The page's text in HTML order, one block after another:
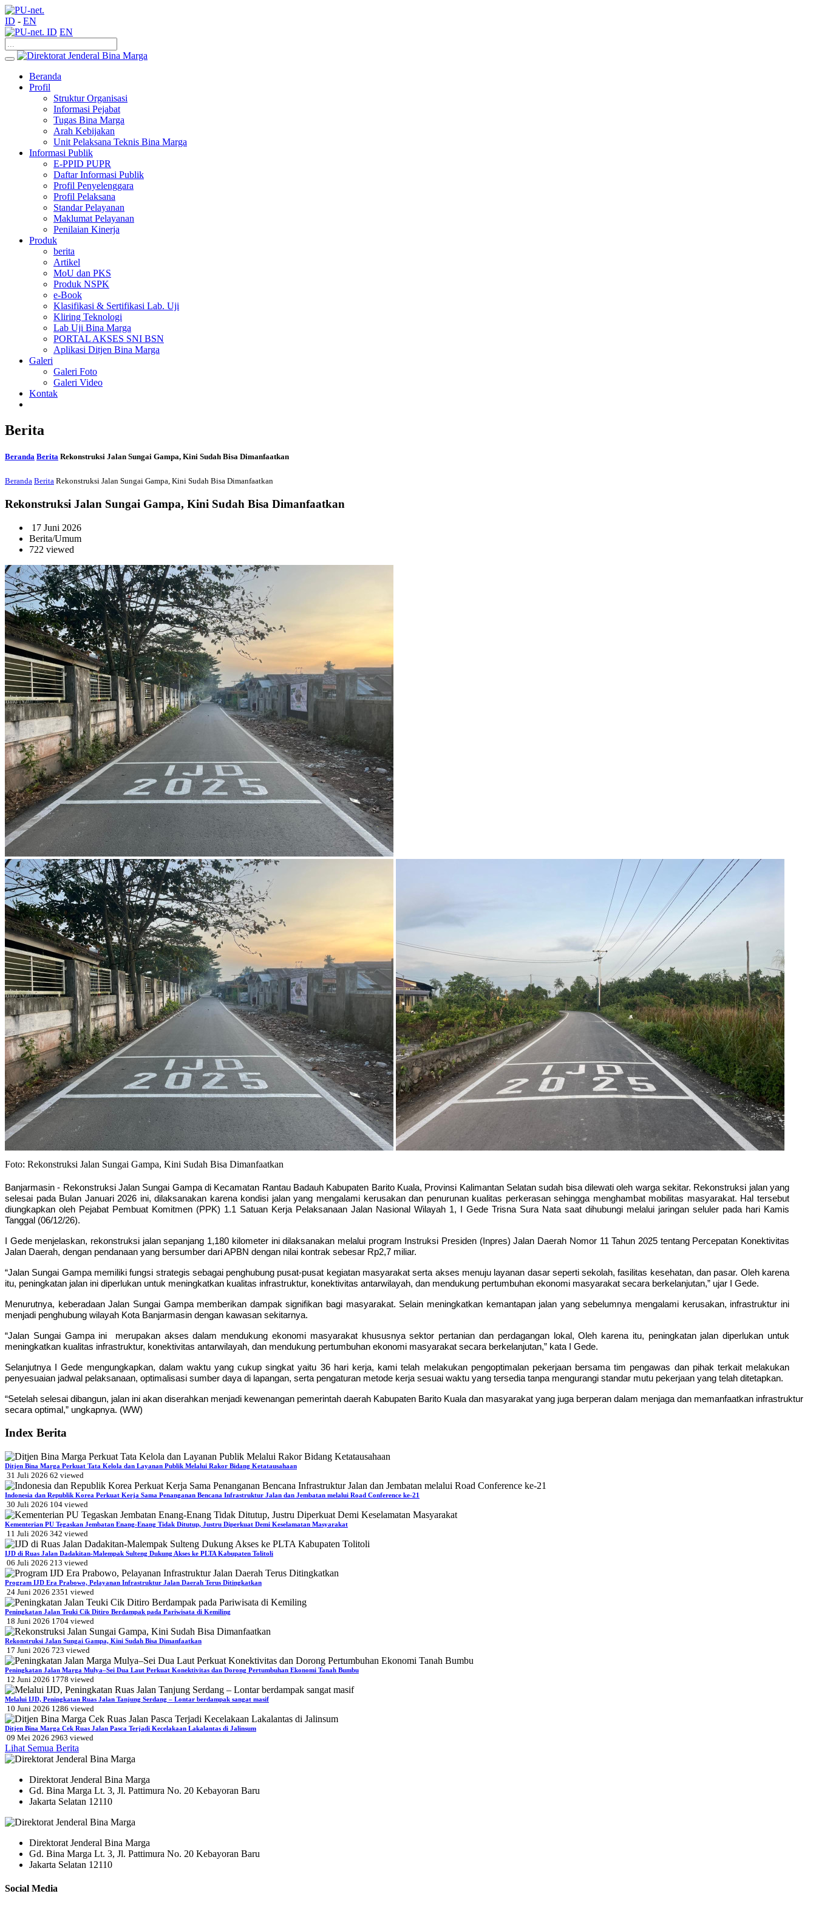
ID - EN
ID EN
Beranda
Profil
Struktur Organisasi
Informasi Pejabat
Tugas Bina Marga
Arah Kebijakan
Unit Pelaksana Teknis Bina Marga
Informasi Publik
E-PPID PUPR
Daftar Informasi Publik
Profil Penyelenggara
Profil Pelaksana
Standar Pelayanan
Maklumat Pelayanan
Penilaian Kinerja
Produk
berita
Artikel
MoU dan PKS
Produk NSPK
e-Book
Klasifikasi & Sertifikasi Lab. Uji
Kliring Teknologi
Lab Uji Bina Marga
PORTAL AKSES SNI BSN
Aplikasi Ditjen Bina Marga
Galeri
Galeri Foto
Galeri Video
Kontak
Berita
Beranda Berita Rekonstruksi Jalan Sungai Gampa, Kini Sudah Bisa Dimanfaatkan
Beranda Berita Rekonstruksi Jalan Sungai Gampa, Kini Sudah Bisa Dimanfaatkan
Rekonstruksi Jalan Sungai Gampa, Kini Sudah Bisa Dimanfaatkan
17 Juni 2026
Berita/Umum
722 viewed
Foto: Rekonstruksi Jalan Sungai Gampa, Kini Sudah Bisa Dimanfaatkan
Banjarmasin - Rekonstruksi Jalan Sungai Gampa di Kecamatan Rantau Badauh Kabupaten Barito Kuala, Provinsi Kalimantan Selatan sudah bisa dilewati oleh warga sekitar. Rekonstruksi jalan yang
selesai pada Bulan Januari 2026 ini, dilaksanakan karena kondisi jalan yang mengalami kerusakan dan penurunan kualitas perkerasan sehingga menghambat mobilitas masyarakat. Hal tersebut
diungkapkan oleh Pejabat Pembuat Komitmen (PPK) 1.1 Satuan Kerja Pelaksanaan Jalan Nasional Wilayah 1, I Gede Trisna Sura Nata saat dihubungi melalui jaringan seluler pada hari Kamis
Tanggal (06/12/26).
I Gede menjelaskan, rekonstruksi jalan sepanjang 1,180 kilometerini dilaksanakan melalui program Instruksi Presiden (Inpres) Jalan Daerah Nomor 11 Tahun 2025tentang Percepatan Konektivitas
Jalan Daerah, dengan pendanaan yang bersumber dariAPBN dengan nilai kontrak sebesar Rp2,7 miliar.
“Jalan Sungai Gampa memiliki fungsi strategis sebagai penghubung pusat-pusat kegiatan masyarakat serta akses menuju layanan dasar seperti sekolah, fasilitas kesehatan, dan pasar. Oleh karena
itu, peningkatan jalan ini diperlukan untuk meningkatkan kualitas infrastruktur, konektivitas antarwilayah, dan mendukung pertumbuhan ekonomi masyarakat secara berkelanjutan,” ujar I Gede.
Menurutnya, keberadaan Jalan Sungai Gampa memberikan dampak signifikan bagi masyarakat. Selain meningkatkan kemantapan jalan yang sebelumnya mengalami kerusakan, infrastruktur ini
menjadi penghubung wilayah Kota Banjarmasin dengan kawasan sekitarnya.
“Jalan Sungai Gampa ini merupakan akses dalam mendukung ekonomi masyarakat khususnya sektor pertanian dan perdagangan lokal,Oleh karena itu, peningkatan jalan diperlukan untuk
meningkatkan kualitas infrastruktur, konektivitas antarwilayah, dan mendukung pertumbuhan ekonomi masyarakat secara berkelanjutan,” kata I Gede.
Selanjutnya I Gede mengungkapkan, dalam waktu yang cukup singkat yaitu 36 hari kerja, kami telah melakukan pengoptimalan pekerjaan bersama tim pengawas dan pihak terkait melakukan
penyesuaian jadwal pelaksanaan, optimalisasi sumber daya di lapangan, serta pengaturan metode kerja sesuai waktu yang tersedia tanpa mengurangi standar mutu pekerjaan yang telah ditetapkan.
“Setelah selesai dibangun, jalan ini akan diserahkan menjadi kewenangan pemerintah daerah Kabupaten Barito Kuala dan masyarakat yang juga berperan dalam menjaga dan memanfaatkan infrastruktur
secara optimal,” ungkapnya. (WW)
Index Berita
Ditjen Bina Marga Perkuat Tata Kelola dan Layanan Publik Melalui Rakor Bidang Ketatausahaan
31 Juli 2026 62 viewed
Indonesia dan Republik Korea Perkuat Kerja Sama Penanganan Bencana Infrastruktur Jalan dan Jembatan melalui Road Conference ke-21
30 Juli 2026 104 viewed
Kementerian PU Tegaskan Jembatan Enang-Enang Tidak Ditutup, Justru Diperkuat Demi Keselamatan Masyarakat
11 Juli 2026 342 viewed
IJD di Ruas Jalan Dadakitan-Malempak Sulteng Dukung Akses ke PLTA Kabupaten Tolitoli
06 Juli 2026 213 viewed
Program IJD Era Prabowo, Pelayanan Infrastruktur Jalan Daerah Terus Ditingkatkan
24 Juni 2026 2351 viewed
Peningkatan Jalan Teuki Cik Ditiro Berdampak pada Pariwisata di Kemiling
18 Juni 2026 1704 viewed
Rekonstruksi Jalan Sungai Gampa, Kini Sudah Bisa Dimanfaatkan
17 Juni 2026 723 viewed
Peningkatan Jalan Marga Mulya–Sei Dua Laut Perkuat Konektivitas dan Dorong Pertumbuhan Ekonomi Tanah Bumbu
12 Juni 2026 1778 viewed
Melalui IJD, Peningkatan Ruas Jalan Tanjung Serdang – Lontar berdampak sangat masif
10 Juni 2026 1286 viewed
Ditjen Bina Marga Cek Ruas Jalan Pasca Terjadi Kecelakaan Lakalantas di Jalinsum
09 Mei 2026 2963 viewed
Lihat Semua Berita
Direktorat Jenderal Bina Marga
Gd. Bina Marga Lt. 3, Jl. Pattimura No. 20 Kebayoran Baru
Jakarta Selatan 12110
Direktorat Jenderal Bina Marga
Gd. Bina Marga Lt. 3, Jl. Pattimura No. 20 Kebayoran Baru
Jakarta Selatan 12110
Social Media